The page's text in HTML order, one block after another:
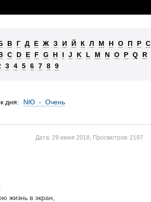
В Г Д Е Ж З И Й К Л М Н О П Р С
C D E F G H I J K L M N O P Q R
3 4 5 6 7 8 9
дня: NЮ - Очень
Дата: 29 июня 2018, Просмотров: 2197
жизнь в экран,